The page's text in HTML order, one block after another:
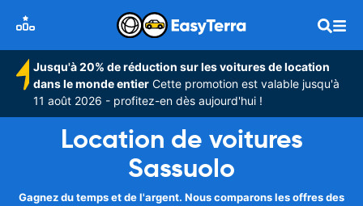
Jusqu'à 20% de réduction sur les voitures de location
dans le monde entier Cette promotion est valable jusqu'à
11 août 2026 - profitez-en dès aujourd'hui !
Location de voitures
Sassuolo
Gagnez du temps et de l'argent. Nous comparons les offres des